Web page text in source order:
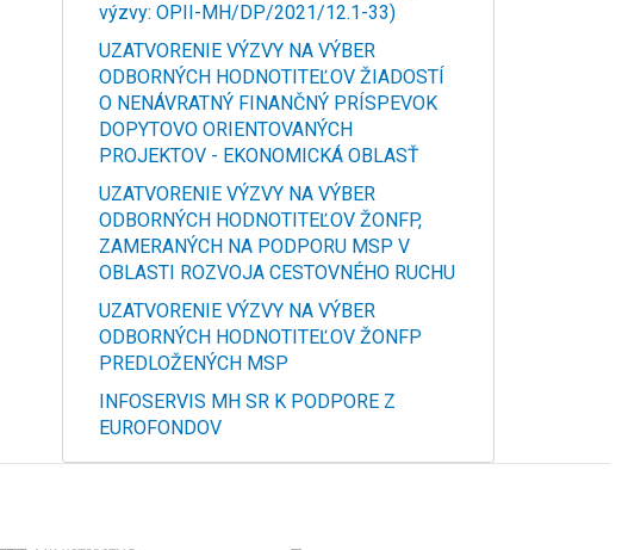
výzvy: OPII-MH/DP/2021/12.1-33)
UZATVORENIE VÝZVY NA VÝBER
ODBORNÝCH HODNOTITEĽOV ŽIADOSTÍ
O NENÁVRATNÝ FINANČNÝ PRÍSPEVOK
DOPYTOVO ORIENTOVANÝCH
PROJEKTOV - EKONOMICKÁ OBLASŤ
UZATVORENIE VÝZVY NA VÝBER
ODBORNÝCH HODNOTITEĽOV ŽONFP,
ZAMERANÝCH NA PODPORU MSP V
OBLASTI ROZVOJA CESTOVNÉHO RUCHU
UZATVORENIE VÝZVY NA VÝBER
ODBORNÝCH HODNOTITEĽOV ŽONFP
PREDLOŽENÝCH MSP
INFOSERVIS MH SR K PODPORE Z
EUROFONDOV